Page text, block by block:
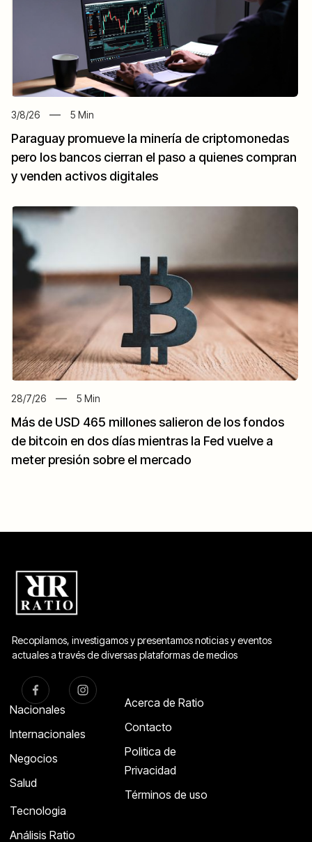
3/8/26 5 Min
Paraguay promueve la minería de criptomonedas
pero los bancos cierran el paso a quienes compran
y venden activos digitales
28/7/26 5 Min
Más de USD 465 millones salieron de los fondos
de bitcoin en dos días mientras la Fed vuelve a
meter presión sobre el mercado
Recopilamos, investigamos y presentamos noticias y eventos
actuales a través de diversas plataformas de medios
Nacionales
Internacionales
Negocios
Salud
Tecnologia
Análisis Ratio
Acerca de Ratio
Contacto
Politica de
Privacidad
Términos de uso